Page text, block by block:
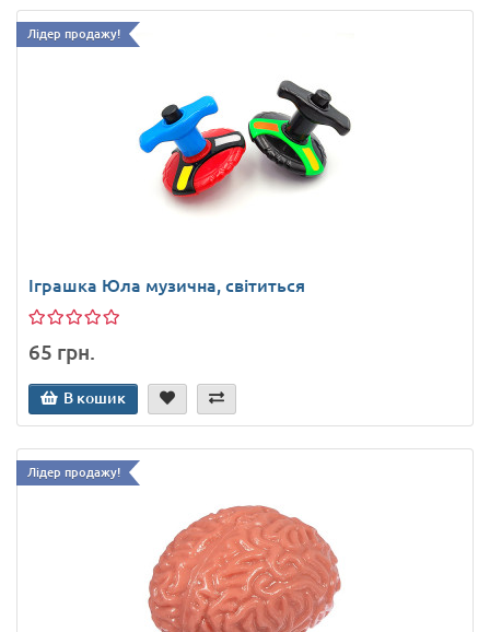
Лідер продажу!
Іграшка Юла музична, світиться
65 грн.
В кошик
Лідер продажу!